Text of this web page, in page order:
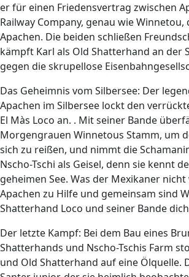
er für einen Friedensvertrag zwischen
Railway Company, genau wie
Apachen. Die beiden schließen
kämpft Karl als Old Shatterhand an der
gegen die skrupellose
Das Geheimnis vom Silbersee: Der
Apachen im Silbersee lockt den
El Màs Loco an. . Mit seiner Bande
Morgengrauen Winnetous Stamm, um
sich zu reißen, und nimmt die
Nscho-Tschi als Geisel, denn sie kennt
geheimen See. Was der Mexikaner
Apachen zu Hilfe und gemeinsam sind
Shatterhand Loco und seiner Bande
Der letzte Kampf: Bei dem Bau eines
Shatterhands und Nscho-Tschis Farm
und Old Shatterhand auf eine Ölquelle.